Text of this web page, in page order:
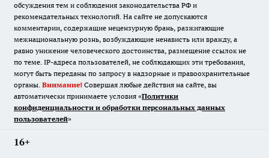
обсуждения тем и соблюдения законодательства РФ и
рекомендательных технологий. На сайте не допускаются
комментарии, содержащие нецензурную брань, разжигающие
межнациональную рознь, возбуждающие ненависть или вражду, а
равно унижение человеческого достоинства, размещение ссылок не
по теме. IP-адреса пользователей, не соблюдающих эти требования,
могут быть переданы по запросу в надзорные и правоохранительные
органы. Внимание! Совершая любые действия на сайте, вы
автоматически принимаете условия «Политики
конфиденциальности и обработки персональных данных
пользователей»
16+